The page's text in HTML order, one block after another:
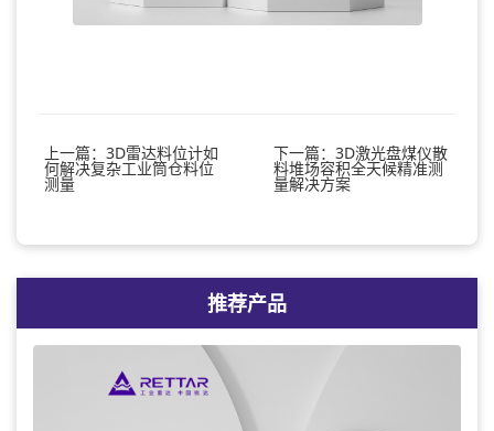
上一篇：3D雷达料位计如
何解决复杂工业筒仓料位
测量
下一篇：3D激光盘煤仪散
料堆场容积全天候精准测
量解决方案
推荐产品